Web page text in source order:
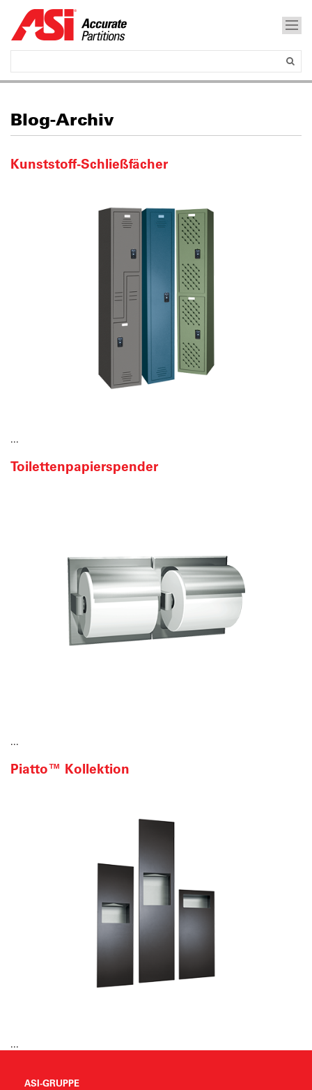
Blog-Archiv
Kunststoff-Schließfächer
...
Toilettenpapierspender
...
Piatto™ Kollektion
...
ASI-GRUPPE